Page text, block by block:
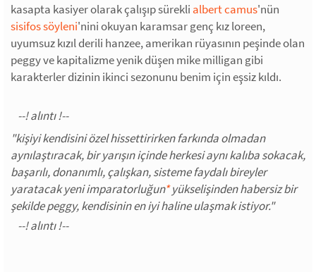
kasapta kasiyer olarak çalışıp sürekli albert camus'nün
sisifos söyleni'nini okuyan karamsar genç kız loreen,
uyumsuz kızıl derili hanzee, amerikan rüyasının peşinde olan
peggy ve kapitalizme yenik düşen mike milligan gibi
karakterler dizinin ikinci sezonunu benim için eşsiz kıldı.
"kişiyi kendisini özel hissettirirken farkında olmadan
aynılaştıracak, bir yarışın içinde herkesi aynı kalıba sokacak,
başarılı, donanımlı, çalışkan, sisteme faydalı bireyler
yaratacak yeni imparatorluğun*yükselişinden habersiz bir
şekilde peggy, kendisinin en iyi haline ulaşmak istiyor."